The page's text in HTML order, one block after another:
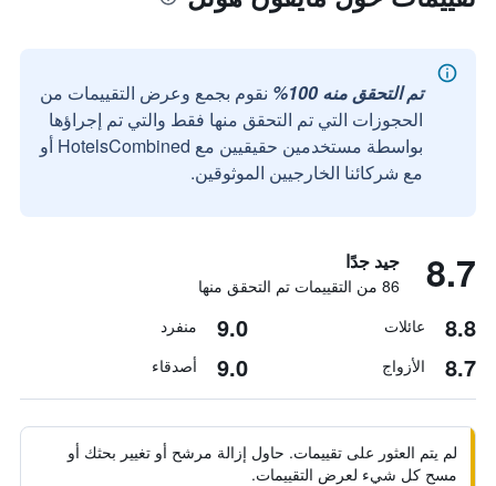
تم التحقق منه 100%
نقوم بجمع وعرض التقييمات من
الحجوزات التي تم التحقق منها فقط والتي تم إجراؤها
بواسطة مستخدمين حقيقيين مع HotelsCombined أو
مع شركائنا الخارجيين الموثوقين.
8.7 جيد جدًا
86 من التقييمات تم التحقق منها
8.8 عائلات 9.0 منفرد
8.7 الأزواج 9.0 أصدقاء
لم يتم العثور على تقييمات. حاول إزالة مرشح أو تغيير بحثك أو
مسح كل شيء لعرض التقييمات.